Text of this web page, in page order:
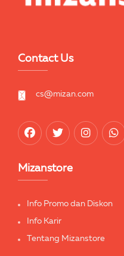
Contact Us
cs@mizan.com
Mizanstore
Info Promo dan Diskon
Info Karir
Tentang Mizanstore